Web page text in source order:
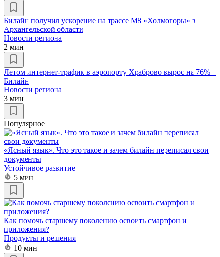
Билайн получил ускорение на трассе М8 «Холмогоры» в
Архангельской области
Новости региона
2 мин
Летом интернет-трафик в аэропорту Храброво вырос на 76% –
Билайн
Новости региона
3 мин
Популярное
«Ясный язык». Что это такое и зачем билайн переписал свои
документы
Устойчивое развитие
5 мин
Как помочь старшему поколению освоить смартфон и
приложения?
Продукты и решения
10 мин